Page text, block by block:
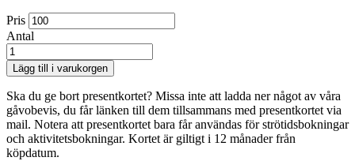
Pris
Antal
Lägg till i varukorgen
Ska du ge bort presentkortet? Missa inte att ladda ner något av våra
gåvobevis, du får länken till dem tillsammans med presentkortet via
mail. Notera att presentkortet bara får användas för strötidsbokningar
och aktivitetsbokningar. Kortet är giltigt i 12 månader från
köpdatum.